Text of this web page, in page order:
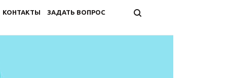
КОНТАКТЫ ЗАДАТЬ ВОПРОС